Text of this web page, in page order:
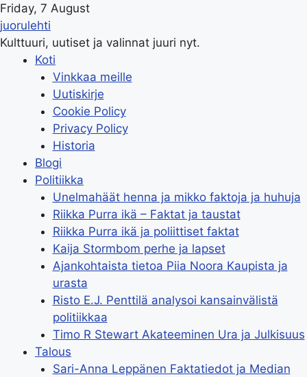
Friday, 7 August
juorulehti
Kulttuuri, uutiset ja valinnat juuri nyt.
Koti
Vinkkaa meille
Uutiskirje
Cookie Policy
Privacy Policy
Historia
Blogi
Politiikka
Unelmahäät henna ja mikko faktoja ja huhuja
Riikka Purra ikä – Faktat ja taustat
Riikka Purra ikä ja poliittiset faktat
Kaija Stormbom perhe ja lapset
Ajankohtaista tietoa Piia Noora Kaupista ja
urasta
Risto E.J. Penttilä analysoi kansainvälistä
politiikkaa
Timo R Stewart Akateeminen Ura ja Julkisuus
Talous
Sari-Anna Leppänen Faktatiedot ja Median